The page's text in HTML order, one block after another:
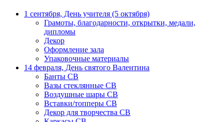
1 сентября, День учителя (5 октября)
Грамоты, благодарности, открытки, медали,
дипломы
Декор
Оформление зала
Упаковочные материалы
14 февраля, День святого Валентина
Банты СВ
Вазы стеклянные СВ
Воздушные шары СВ
Вставки/топперы СВ
Декор для творчества СВ